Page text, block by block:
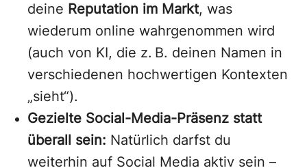
deine Reputation im Markt, was
wiederum online wahrgenommen wird
(auch von KI, die z. B. deinen Namen in
verschiedenen hochwertigen Kontexten
„sieht“).
Gezielte Social-Media-Präsenz statt
überall sein: Natürlich darfst du
weiterhin auf Social Media aktiv sein –